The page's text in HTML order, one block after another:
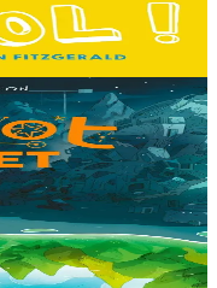
torret o tihuniñ. N’en
pegeit emañ aze, met